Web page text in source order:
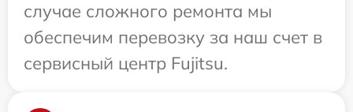
случае сложного ремонта мы
обеспечим перевозку за наш счет в
сервисный центр Fujitsu.